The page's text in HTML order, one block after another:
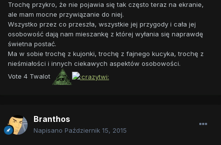
Trochę przykro, że nie pojawia się tak często teraz na ekranie,
ale mam mocne przywiązanie do niej.
Wszystko przez co przeszła, wszystkie jej przygody i cała jej
osobowość dają nam mieszankę z której wyłania się naprawdę
świetna postać.
Ma w sobie trochę z kujonki, trochę z fajnego kucyka, trochę z
nieśmiałości i innych ciekawych aspektów osobowości.
Vote 4 Twalot
Branthos
Napisano Październik 15, 2015